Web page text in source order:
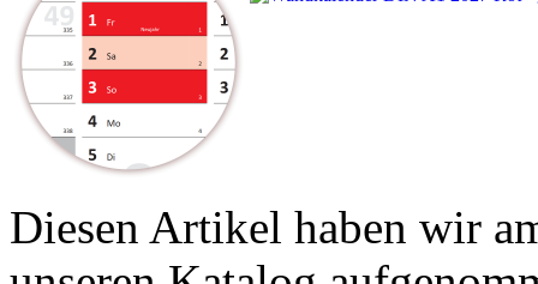
Diesen Artikel haben wir